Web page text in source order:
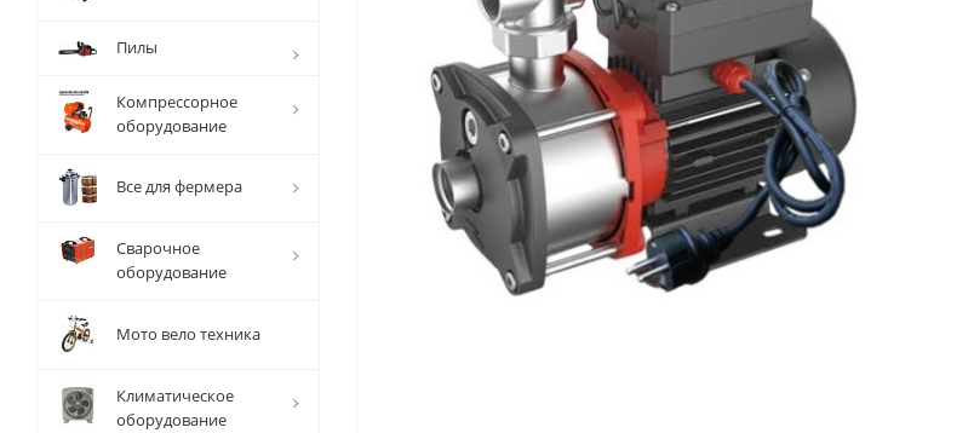
Пилы
Компрессорное
оборудование
Все для фермера
Сварочное
оборудование
Мото вело техника
Климатическое
оборудование